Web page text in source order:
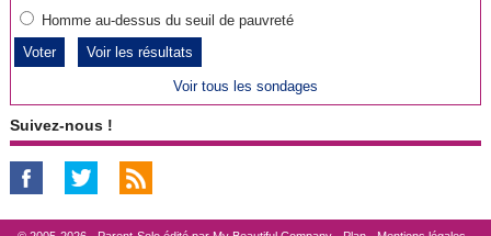
Homme au-dessus du seuil de pauvreté
Voir les résultats
Voir tous les sondages
Suivez-nous !